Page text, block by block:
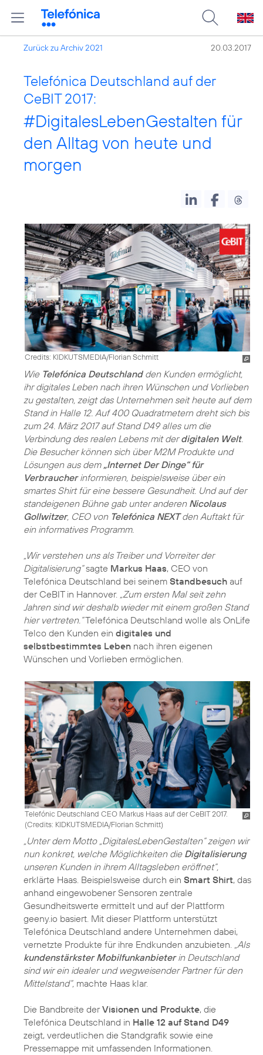
Zurück zu Archiv 2021 20.03.2017
Telefónica Deutschland auf der
CeBIT 2017:
#DigitalesLebenGestalten für
den Alltag von heute und
morgen
Credits: KIDKUTSMEDIA/Florian Schmitt
Wie Telefónica Deutschlandden Kunden ermöglicht,
ihr digitales Leben nach ihren Wünschen und Vorlieben
zu gestalten, zeigt das Unternehmen seit heute auf dem
Stand in Halle 12. Auf 400 Quadratmetern dreht sich bis
zum 24. März 2017 auf Stand D49 alles um die
Verbindung des realen Lebens mit derdigitalen Welt.
Die Besucher können sich über M2M Produkte und
Lösungen aus dem „Internet Der Dinge“ für
Verbraucherinformieren, beispielsweise über ein
smartes Shirt für eine bessere Gesundheit. Und auf der
standeigenen Bühne gab unter anderen Nicolaus
Gollwitzer, CEO von Telefónica NEXTden Auftakt für
ein informatives Programm.
„Wir verstehen uns als Treiber und Vorreiter der
Digitalisierung“sagte Markus Haas, CEO von
Telefónica Deutschland bei seinem Standbesuch auf
der CeBIT in Hannover. „Zum ersten Mal seit zehn
Jahren sind wir deshalb wieder mit einem großen Stand
hier vertreten.“Telefónica Deutschland wolle als OnLife
Telco den Kunden ein digitales und
selbstbestimmtes Leben nach ihren eigenen
Wünschen und Vorlieben ermöglichen.
Telefónic Deutschland CEO Markus Haas auf der CeBIT 2017.
(Credits: KIDKUTSMEDIA/Florian Schmitt)
„Unter dem Motto „DigitalesLebenGestalten“ zeigen wir
nun konkret, welche Möglichkeiten die Digitalisierung
unseren Kunden in ihrem Alltagsleben eröffnet“,
erklärte Haas. Beispielsweise durch ein Smart Shirt, das
anhand eingewobener Sensoren zentrale
Gesundheitswerte ermittelt und auf der Plattform
geeny.io basiert. Mit dieser Plattform unterstützt
Telefónica Deutschland andere Unternehmen dabei,
vernetzte Produkte für ihre Endkunden anzubieten. „Als
kundenstärkster Mobilfunkanbieterin Deutschland
sind wir ein idealer und wegweisender Partner für den
Mittelstand“, machte Haas klar.
Die Bandbreite derVisionen und Produkte, die
Telefónica Deutschland in Halle 12 auf Stand D49
zeigt, verdeutlichen die Standgrafik sowie eine
Pressemappe mit umfassenden Informationen.